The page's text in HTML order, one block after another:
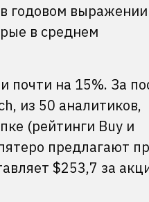
годовом
в среднем
почти на 15%. За
из 50 аналитиков,
(рейтинги Buy и
предлагают
$253,7 за